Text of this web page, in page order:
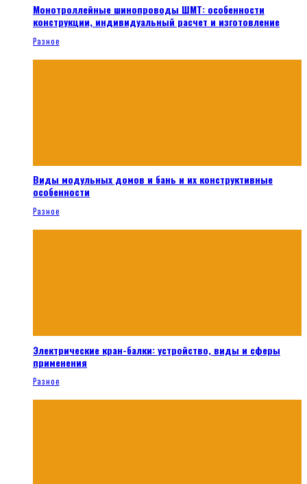
Монотроллейные шинопроводы ШМТ: особенности
конструкции, индивидуальный расчет и изготовление
Разное
Виды модульных домов и бань и их конструктивные
особенности
Разное
Электрические кран-балки: устройство, виды и сферы
применения
Разное